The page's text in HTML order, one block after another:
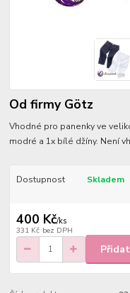
Od firmy Götz
Vhodné pro panenky ve
modré a 1x bílé džíny. Není
Dostupnost Skladem
400 Kč/ks
331 Kč bez DPH